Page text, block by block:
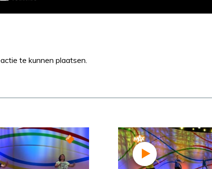
te kunnen plaatsen.